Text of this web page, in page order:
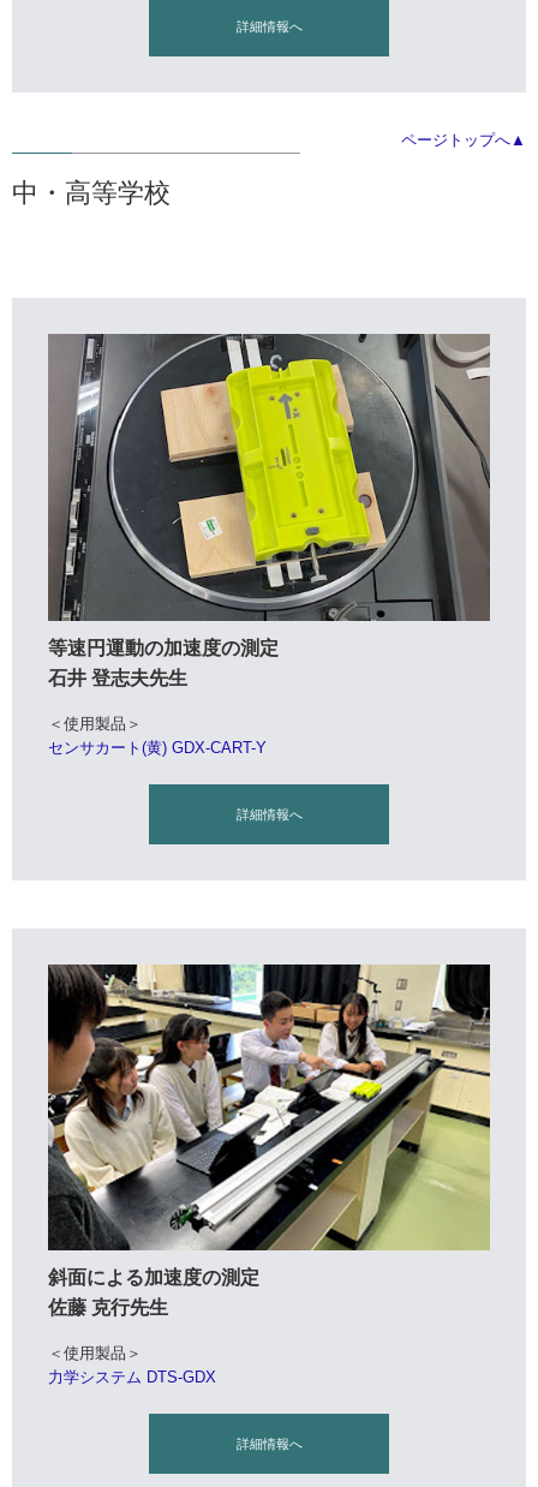
詳細情報へ
ページトップへ▲
中・高等学校
等速円運動の加速度の測定
石井 登志夫先生
＜使用製品＞
センサカート(黄) GDX-CART-Y
詳細情報へ
斜面による加速度の測定
佐藤 克行先生
＜使用製品＞
力学システム DTS-GDX
詳細情報へ